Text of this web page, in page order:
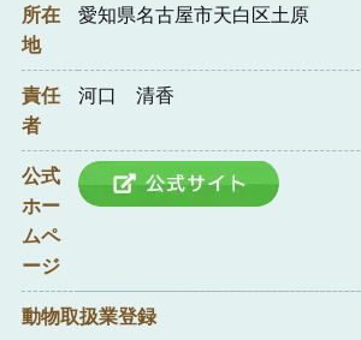
所在
地
愛知県名古屋市天白区土原
責任
者
河口 清香
公式
ホー
ムペ
ージ
動物取扱業登録